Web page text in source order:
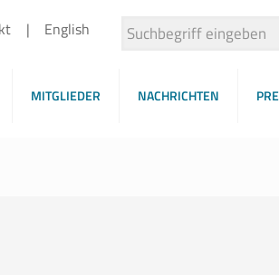
English
MITGLIEDER NACHRICHTEN